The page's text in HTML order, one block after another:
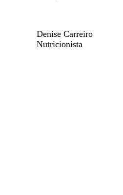
Denise Carreiro
Nutricionista